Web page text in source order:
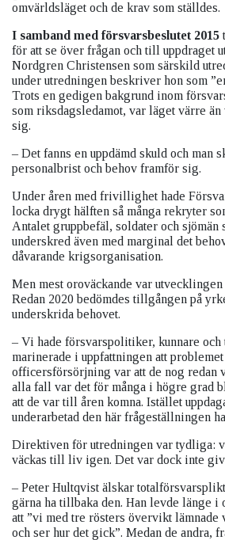
omvärldsläget och de krav som ställdes.
I samband med försvarsbeslutet 2015
för att se över frågan och till uppdraget
Nordgren Christensen som särskild
under utredningen beskriver hon som
Trots en gedigen bakgrund inom
som riksdagsledamot, var läget värre
sig.
– Det fanns en uppdämd skuld och man
personalbrist och behov framför sig.
Under åren med frivillighet hade
locka drygt hälften så många rekryter
Antalet gruppbefäl, soldater och sjömän
underskred även med marginal det
dåvarande krigsorganisation.
Men mest oroväckande var
Redan 2020 bedömdes tillgången på
underskrida behovet.
– Vi hade försvarspolitiker, kunnare och
marinerade i uppfattningen att problemet
officersförsörjning var att de nog redan
alla fall var det för många i högre grad
att de var till åren komna. Istället
underarbetad den här frågeställningen
Direktiven för utredningen var tydliga:
väckas till liv igen. Det var dock inte
– Peter Hultqvist älskar
gärna ha tillbaka den. Han levde länge i
att ”vi med tre rösters övervikt lämnade
och ser hur det gick”. Medan de andra,